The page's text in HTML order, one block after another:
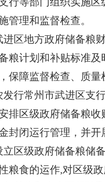
管理和监督检查。
区地方政府储备粮
粮计划和补贴标准
保障监督检查、质量
行常州市武进区支
排区级政府储备粮
封闭运行管理，并开
区级政府储备粮储
粮食的运作,对区级